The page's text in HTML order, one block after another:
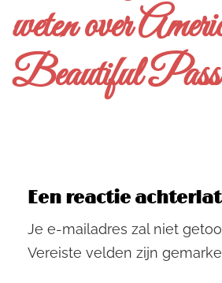
weten over
Beautiful Pass
Een reactie
Je e-mailadres zal niet
Vereiste velden zijn